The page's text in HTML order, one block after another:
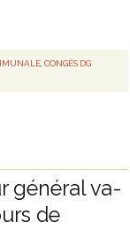
, CONGÉS DG
général va-
de